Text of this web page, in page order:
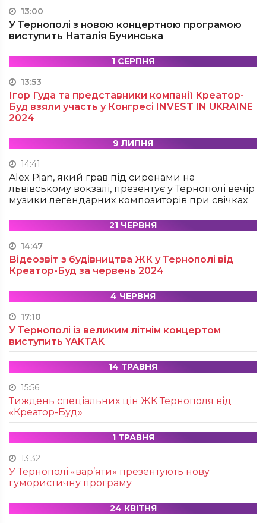
13:00
У Тернополі з новою концертною програмою
виступить Наталія Бучинська
1 СЕРПНЯ
13:53
Ігор Гуда та представники компанії Креатор-
Буд взяли участь у Конгресі INVEST IN UKRAINE
2024
9 ЛИПНЯ
14:41
Alex Pian, який грав під сиренами на
львівському вокзалі, презентує у Тернополі вечір
музики легендарних композиторів при свічках
21 ЧЕРВНЯ
14:47
Відеозвіт з будівництва ЖК у Тернополі від
Креатор-Буд за червень 2024
4 ЧЕРВНЯ
17:10
У Тернополі із великим літнім концертом
виступить YAKTAK
14 ТРАВНЯ
15:56
Тиждень спеціальних цін ЖК Тернополя від
«Креатор-Буд»
1 ТРАВНЯ
13:32
У Тернополі «вар’яти» презентують нову
гумористичну програму
24 КВІТНЯ